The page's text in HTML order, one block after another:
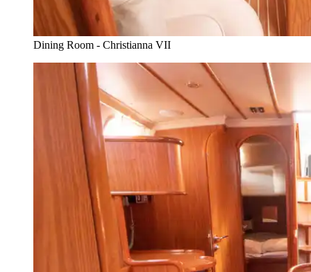
Dining Room - Christianna VII